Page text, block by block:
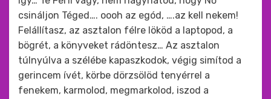
csináljon Téged…. oooh az egód, ….az kell nekem!
Felállítasz, az asztalon félre lököd a laptopod, a
bögrét, a könyveket rádöntesz… Az asztalon
túlnyúlva a szélébe kapaszkodok, végig simítod a
gerincem ívét, körbe dörzsölöd tenyérrel a
fenekem, karmolod, megmarkolod, iszod a